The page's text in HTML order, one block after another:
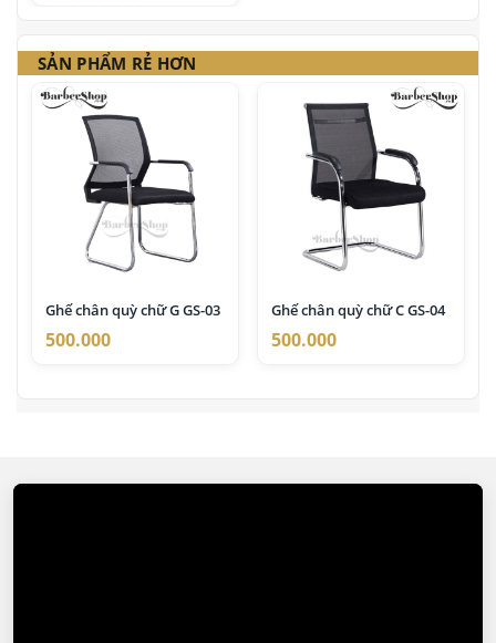
SẢN PHẨM RẺ HƠN
Ghế chân quỳ chữ G GS-03
500.000
Ghế chân quỳ chữ C GS-04
500.000